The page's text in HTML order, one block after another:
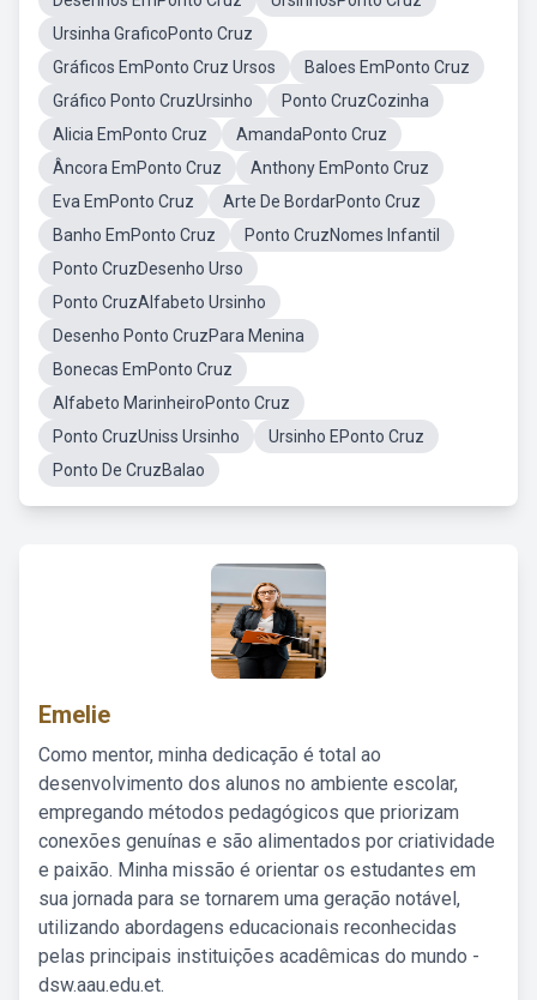
Ursinha GraficoPonto Cruz
Gráficos EmPonto Cruz Ursos
Baloes EmPonto Cruz
Gráfico Ponto CruzUrsinho
Ponto CruzCozinha
Alicia EmPonto Cruz
AmandaPonto Cruz
Âncora EmPonto Cruz
Anthony EmPonto Cruz
Eva EmPonto Cruz
Arte De BordarPonto Cruz
Banho EmPonto Cruz
Ponto CruzNomes Infantil
Ponto CruzDesenho Urso
Ponto CruzAlfabeto Ursinho
Desenho Ponto CruzPara Menina
Bonecas EmPonto Cruz
Alfabeto MarinheiroPonto Cruz
Ponto CruzUniss Ursinho
Ursinho EPonto Cruz
Ponto De CruzBalao
Emelie
Como mentor, minha dedicação é total ao
desenvolvimento dos alunos no ambiente escolar,
empregando métodos pedagógicos que priorizam
conexões genuínas e são alimentados por criatividade
e paixão. Minha missão é orientar os estudantes em
sua jornada para se tornarem uma geração notável,
utilizando abordagens educacionais reconhecidas
pelas principais instituições acadêmicas do mundo -
dsw.aau.edu.et.